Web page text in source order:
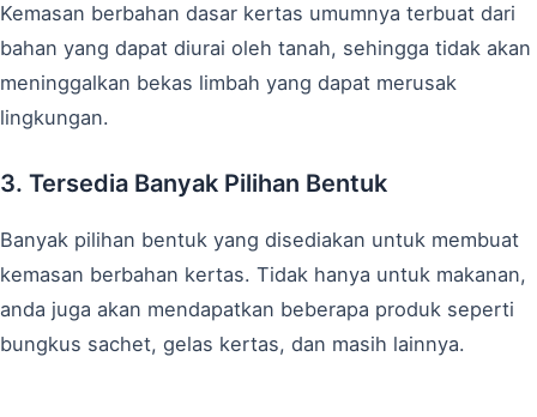
Kemasan berbahan dasar kertas umumnya terbuat dari
bahan yang dapat diurai oleh tanah, sehingga tidak akan
meninggalkan bekas limbah yang dapat merusak
lingkungan.
3. Tersedia Banyak Pilihan Bentuk
Banyak pilihan bentuk yang disediakan untuk membuat
kemasan berbahan kertas. Tidak hanya untuk makanan,
anda juga akan mendapatkan beberapa produk seperti
bungkus sachet, gelas kertas, dan masih lainnya.